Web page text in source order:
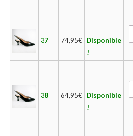
37 74,95€ Disponible
!
38 64,95€ Disponible
!